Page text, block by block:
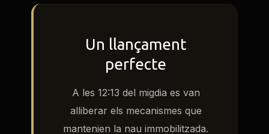
Un llançament
perfecte
A les 12:13 del migdia es van
alliberar els mecanismes que
mantenien la nau immobilitzada.